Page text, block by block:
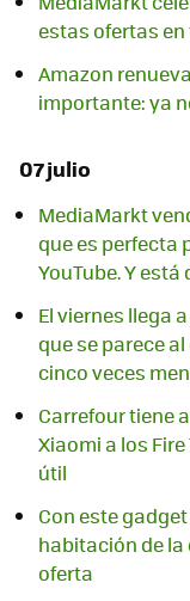
estas ofertas en
Amazon
importante: ya
07 julio
MediaMarkt
que es perfecta
YouTube. Y está
El viernes llega
que se parece
cinco veces
Carrefour tiene
Xiaomi a los
útil
Con este
habitación de la
oferta